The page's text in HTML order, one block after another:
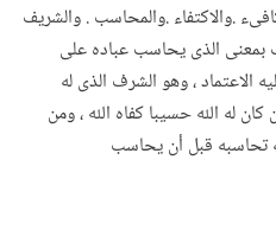
.والاكتفاء .والمحاسب . والشريف
بمعنى الذى يحاسب عباده على
الاعتماد ، وهو الشرف الذى له
له الله حسيبا كفاه الله ، ومن
تحاسبه قبل أن يحاسب